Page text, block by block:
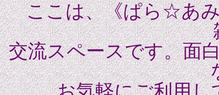
ここは、《ぱら☆あみ
交流スペースです。面